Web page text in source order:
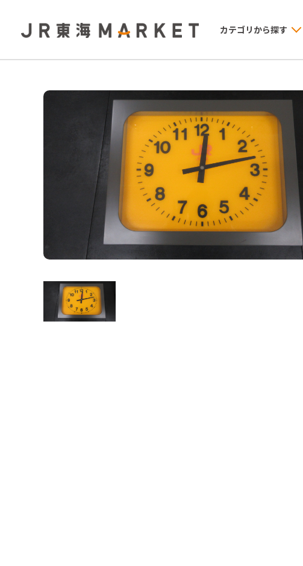
カテゴリから探す